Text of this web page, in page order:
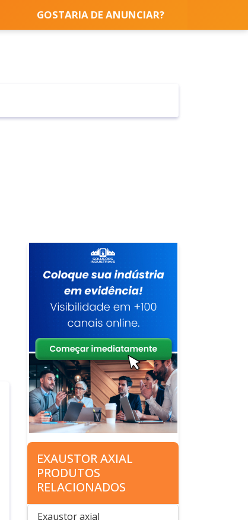
GOSTARIA DE ANUNCIAR?
EXAUSTOR AXIAL
PRODUTOS
RELACIONADOS
Exaustor axial